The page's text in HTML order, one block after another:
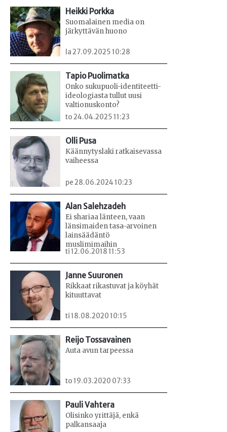
Heikki Porkka
Suomalainen media on
järkyttävän huono
la 27.09.2025 10:28
Tapio Puolimatka
Onko sukupuoli-identiteetti-
ideologiasta tullut uusi
valtionuskonto?
to 24.04.2025 11:23
Olli Pusa
Käännytyslaki ratkaisevassa
vaiheessa
pe 28.06.2024 10:23
Alan Salehzadeh
Ei shariaa länteen, vaan
länsimaiden tasa-arvoinen
lainsäädäntö
muslimimaihin
ti 12.06.2018 11:53
Janne Suuronen
Rikkaat rikastuvat ja köyhät
kituuttavat
ti 18.08.2020 10:15
Reijo Tossavainen
Auta avun tarpeessa
to 19.03.2020 07:33
Pauli Vahtera
Olisinko yrittäjä, enkä
palkansaaja